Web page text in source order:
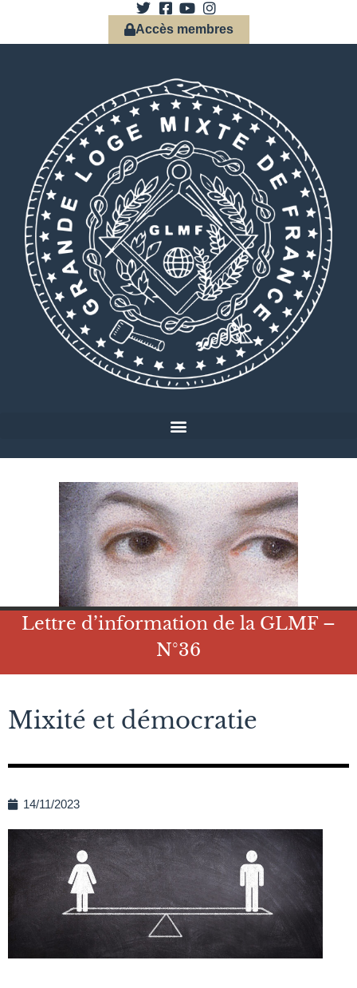
Accès membres
Lettre d’information de la GLMF –
N°36
Mixité et démocratie
14/11/2023